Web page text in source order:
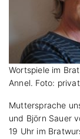
Wortspiele im
Annel. Foto: privat
Muttersprache
und Björn Sauer
19 Uhr im